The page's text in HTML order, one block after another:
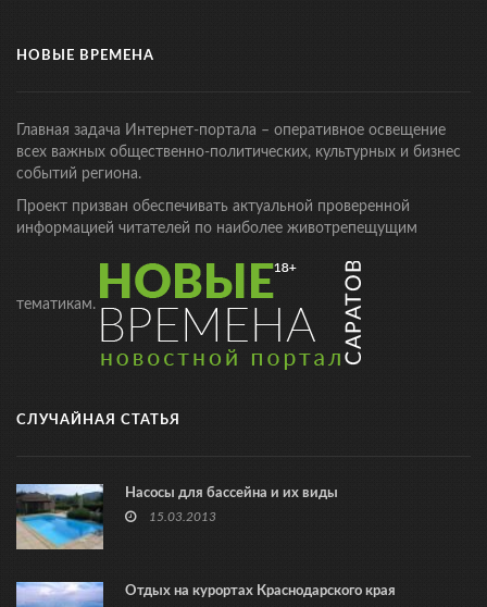
НОВЫЕ ВРЕМЕНА
Главная задача Интернет-портала – оперативное освещение
всех важных общественно-политических, культурных и бизнес
событий региона.
Проект призван обеспечивать актуальной проверенной
информацией читателей по наиболее животрепещущим
тематикам.
СЛУЧАЙНАЯ СТАТЬЯ
Насосы для бассейна и их виды
15.03.2013
Отдых на курортах Краснодарского края